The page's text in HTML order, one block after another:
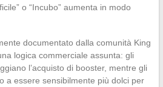
o “Incubo” aumenta in modo
documentato dalla comunità King
logica commerciale assunta: gli
l’acquisto di booster, mentre gli
a essere sensibilmente più dolci per